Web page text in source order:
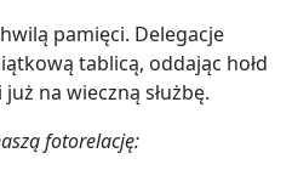
pamięci. Delegacje
tablicą, oddając hołd
na wieczną służbę.
fotorelację: